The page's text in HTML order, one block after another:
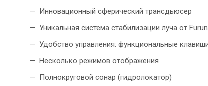
Инновационный сферический трансдьюсер
Уникальная система стабилизации луча от
Удобство управления: функциональные
Несколько режимов отображения
Полнокруговой сонар (гидролокатор)